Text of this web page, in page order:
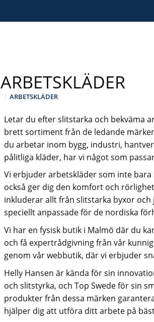
ARBETSKLÄDER
ARBETSKLÄDER
Letar du efter slitstarka och bekväma
brett sortiment från de ledande
du arbetar inom bygg, industri,
pålitliga kläder, har vi något som
Vi erbjuder arbetskläder som inte
också ger dig den komfort och
inkluderar allt från slitstarka byxor
speciellt anpassade för de nordiska
Vi har en fysisk butik i Malmö där du
och få expertrådgivning från vår
genom vår webbutik, där vi erbjuder
Helly Hansen är kända för sin
och slitstyrka, och Top Swede för sin
produkter från dessa märken
hjälper dig att utföra ditt arbete på